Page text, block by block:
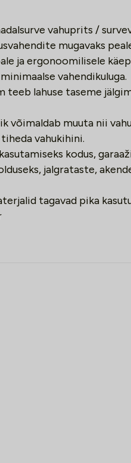
vahuprits /
mugavaks
ja ergonoomilisele
vahendikuluga.
teeb lahuse taseme
võimaldab muuta nii
vahukihini.
kodus,
jalgrataste,
tagavad pika